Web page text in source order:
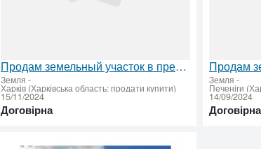
Продам земельный участок в престижном месте
Земля -
Харків (Харківська область: продати купити)
15/11/2024
Договірна
Земля -
Печеніги
14/09/2024
Договірна